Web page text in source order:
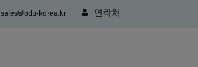
sales@odu-korea.kr 연락처